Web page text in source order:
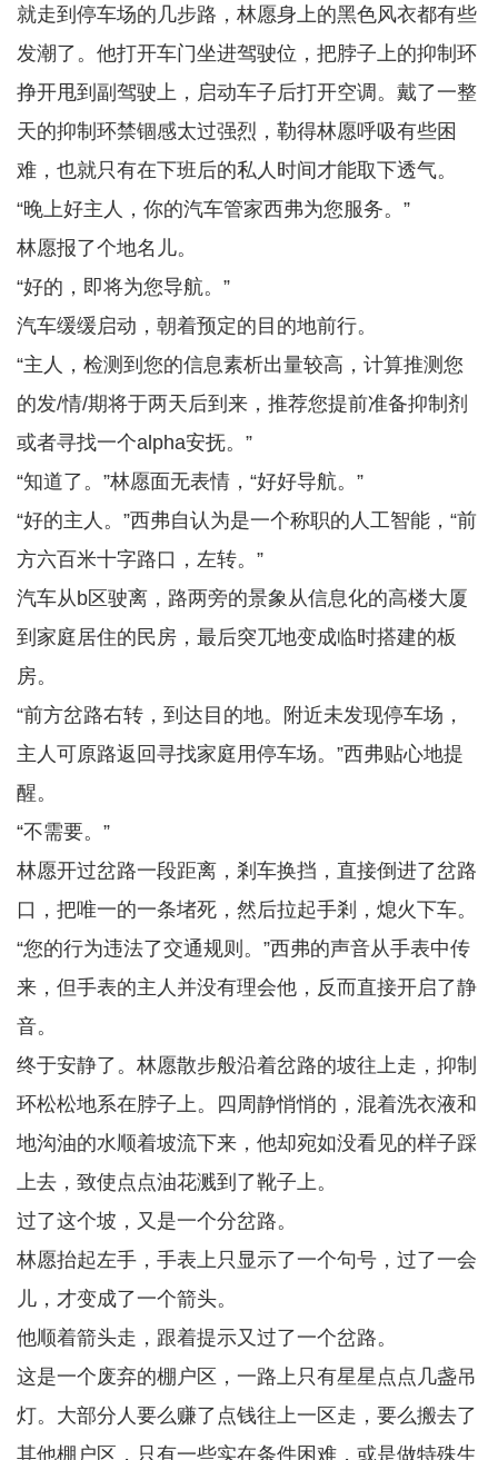
就走到停车场的几步路，林愿身上的黑色风衣都有些
发潮了。他打开车门坐进驾驶位，把脖子上的抑制环
挣开甩到副驾驶上，启动车子后打开空调。戴了一整
天的抑制环禁锢感太过强烈，勒得林愿呼吸有些困
难，也就只有在下班后的私人时间才能取下透气。
“晚上好主人，你的汽车管家西弗为您服务。”
林愿报了个地名儿。
“好的，即将为您导航。”
汽车缓缓启动，朝着预定的目的地前行。
“主人，检测到您的信息素析出量较高，计算推测您
的发/情/期将于两天后到来，推荐您提前准备抑制剂
或者寻找一个alpha安抚。”
“知道了。”林愿面无表情，“好好导航。”
“好的主人。”西弗自认为是一个称职的人工智能，“前
方六百米十字路口，左转。”
汽车从b区驶离，路两旁的景象从信息化的高楼大厦
到家庭居住的民房，最后突兀地变成临时搭建的板
房。
“前方岔路右转，到达目的地。附近未发现停车场，
主人可原路返回寻找家庭用停车场。”西弗贴心地提
醒。
“不需要。”
林愿开过岔路一段距离，剎车换挡，直接倒进了岔路
口，把唯一的一条堵死，然后拉起手剎，熄火下车。
“您的行为违法了交通规则。”西弗的声音从手表中传
来，但手表的主人并没有理会他，反而直接开启了静
音。
终于安静了。林愿散步般沿着岔路的坡往上走，抑制
环松松地系在脖子上。四周静悄悄的，混着洗衣液和
地沟油的水顺着坡流下来，他却宛如没看见的样子踩
上去，致使点点油花溅到了靴子上。
过了这个坡，又是一个分岔路。
林愿抬起左手，手表上只显示了一个句号，过了一会
儿，才变成了一个箭头。
他顺着箭头走，跟着提示又过了一个岔路。
这是一个废弃的棚户区，一路上只有星星点点几盏吊
灯。大部分人要么赚了点钱往上一区走，要么搬去了
其他棚户区，只有一些实在条件困难，或是做特殊生